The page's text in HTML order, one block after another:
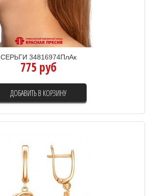
СЕРЬГИ 34816974ПлАк
775 руб
ДОБАВИТЬ В КОРЗИНУ